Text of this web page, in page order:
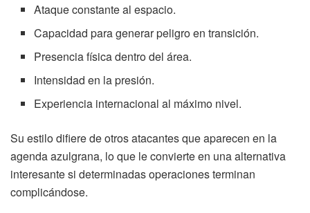
Ataque constante al espacio.
Capacidad para generar peligro en transición.
Presencia física dentro del área.
Intensidad en la presión.
Experiencia internacional al máximo nivel.
Su estilo difiere de otros atacantes que aparecen en la
agenda azulgrana, lo que le convierte en una alternativa
interesante si determinadas operaciones terminan
complicándose.